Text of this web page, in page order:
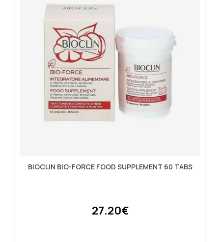
BIOCLIN BIO-FORCE FOOD SUPPLEMENT 60 TABS
27.20€